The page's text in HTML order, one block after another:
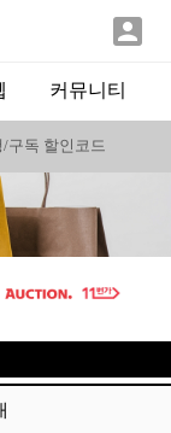

커뮤니티
/구독 할인코드